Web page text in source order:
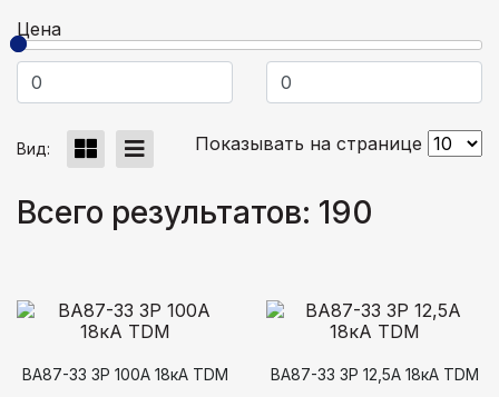
Цена
Вид: Показывать на странице
Всего результатов: 190
ВА87-33 3Р 100А 18кА TDM ВА87-33 3Р 12,5А 18кА TDM